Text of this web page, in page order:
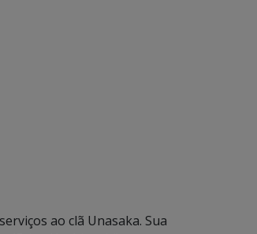
ao clã Unasaka. Sua